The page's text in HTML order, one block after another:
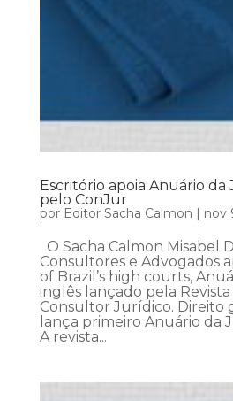
Escritório apoia Anuário da
pelo ConJur
por Editor Sacha Calmon | nov
O Sacha Calmon Misabel
Consultores e Advogados
of Brazil’s high courts,
inglês lançado pela
Consultor Jurídico. Direito
lança primeiro Anuário da
A revista...